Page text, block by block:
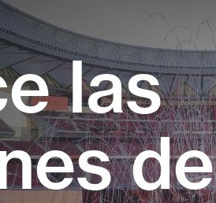
las
de